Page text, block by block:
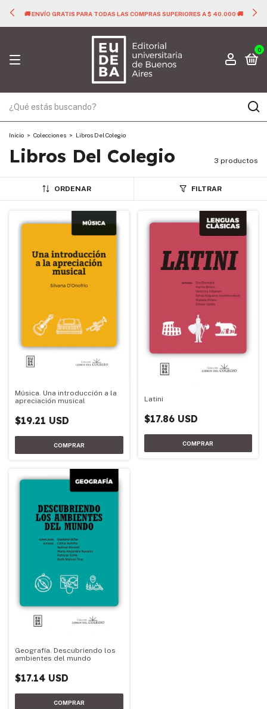
🚚 ENVÍO GRATIS PARA TODAS LAS COMPRAS SUPERIORES A $ 40.000 🚚
0
Inicio > Colecciones > Libros Del Colegio
Libros Del Colegio 3 productos
ORDENAR FILTRAR
Música. Una introducción a la
apreciación musical
$19.21 USD
Latini
$17.86 USD
Geografía. Descubriendo los
ambientes del mundo
$17.14 USD